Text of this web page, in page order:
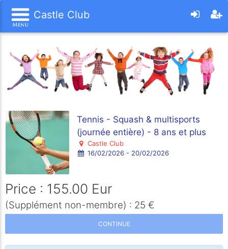
Castle Club
Tennis - Squash & multisports
(journée entière) - 8 ans et plus
Castle Club
16/02/2026 - 20/02/2026
Price : 155.00 Eur
(Supplément non-membre) : 25 €
CONTINUE